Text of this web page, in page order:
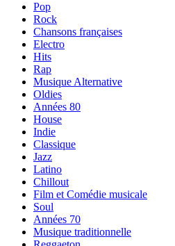
Pop
Rock
Chansons françaises
Electro
Hits
Rap
Musique Alternative
Oldies
Années 80
House
Indie
Classique
Jazz
Latino
Chillout
Film et Comédie musicale
Soul
Années 70
Musique traditionnelle